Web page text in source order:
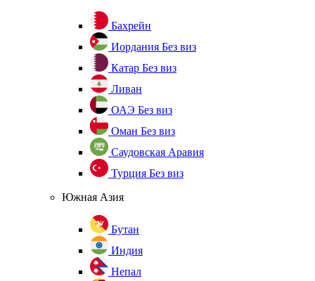
Бахрейн
Иордания Без виз
Катар Без виз
Ливан
ОАЭ Без виз
Оман Без виз
Саудовская Аравия
Турция Без виз
Южная Азия
Бутан
Индия
Непал